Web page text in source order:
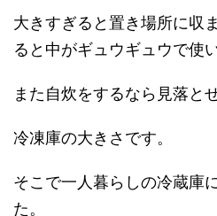
大きすぎると置き場所に収
ると中がギュウギュウで使
また自炊をするなら見落と
冷凍庫の大きさです。
そこで一人暮らしの冷蔵庫
た。